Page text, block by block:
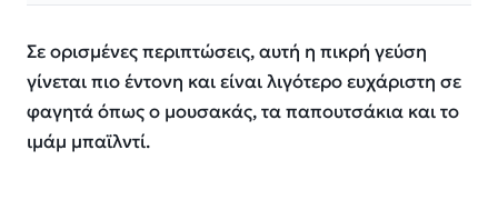
Σε ορισμένες περιπτώσεις, αυτή η πικρή γεύση
γίνεται πιο έντονη και είναι λιγότερο ευχάριστη σε
φαγητά όπως ο μουσακάς, τα παπουτσάκια και το
ιμάμ μπαϊλντί.